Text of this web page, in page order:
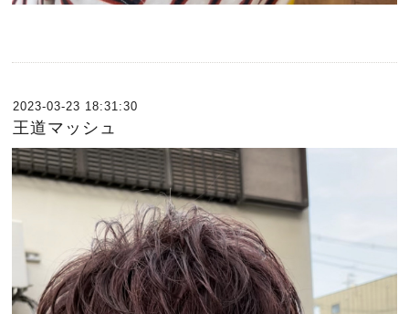
2023-03-23 18:31:30
王道マッシュ